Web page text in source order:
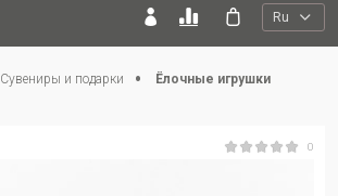
Ru
Сувениры и подарки Ёлочные игрушки
0